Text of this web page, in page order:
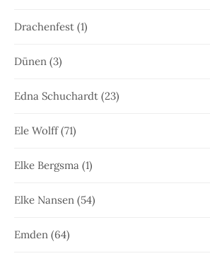
Drachenfest (1)
Dünen (3)
Edna Schuchardt (23)
Ele Wolff(71)
Elke Bergsma (1)
Elke Nansen (54)
Emden (64)